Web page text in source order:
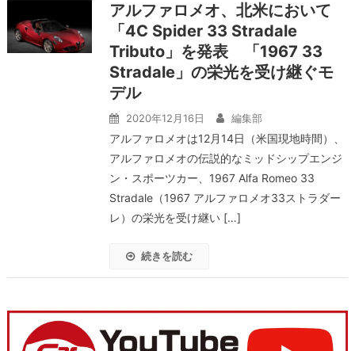
アルファロメオ、北米において
「4C Spider 33 Stradale
Tributo」を発表 「1967 33
Stradale」の栄光を受け継ぐモ
デル
2020年12月16日 編集部
アルファロメオは12月14日（米国現地時間）、
アルファロメオの伝説的なミッドシップエンジ
ン・スポーツカー、1967 Alfa Romeo 33
Stradale（1967 アルファロメオ33ストラダー
レ）の栄光を受け継い […]
続きを読む